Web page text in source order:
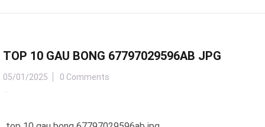
TOP 10 GAU BONG 67797029596AB JPG
05/01/2025 0 Comments